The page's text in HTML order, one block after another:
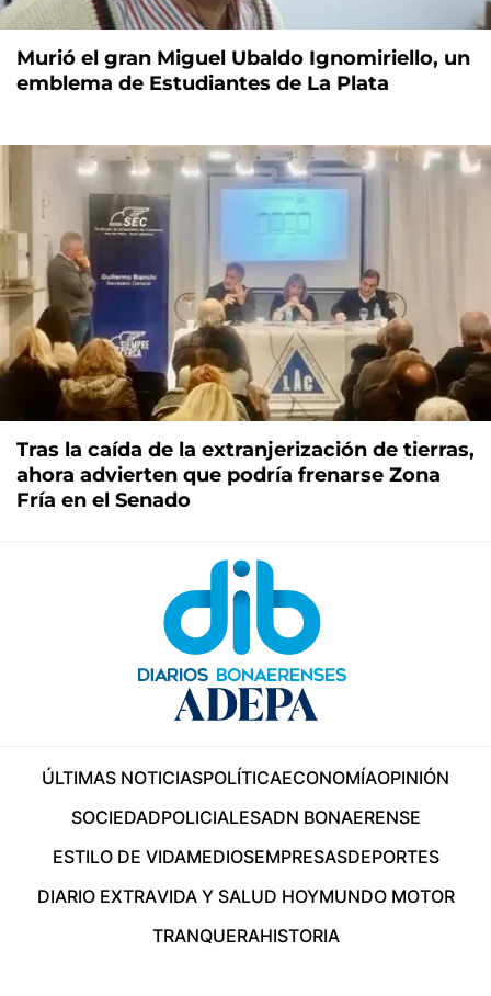
Murió el gran Miguel Ubaldo Ignomiriello, un
emblema de Estudiantes de La Plata
Tras la caída de la extranjerización de tierras,
ahora advierten que podría frenarse Zona
Fría en el Senado
ÚLTIMAS NOTICIASPOLÍTICAECONOMÍAOPINIÓN
SOCIEDADPOLICIALESADN BONAERENSE
ESTILO DE VIDAMEDIOSEMPRESASDEPORTES
DIARIO EXTRAVIDA Y SALUD HOYMUNDO MOTOR
TRANQUERAHISTORIA